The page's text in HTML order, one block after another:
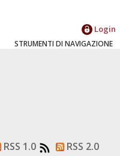
Login
STRUMENTI DI NAVIGAZIONE
RSS 1.0 RSS 2.0